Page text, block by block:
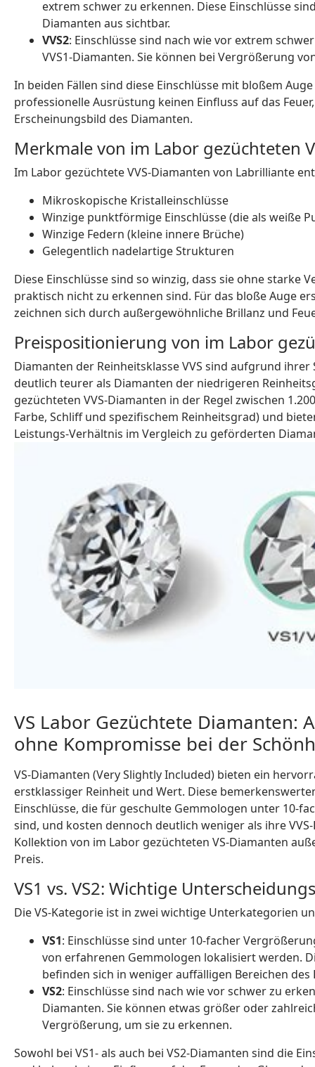
extrem schwer zu erkennen. Diese Einschlüsse
Diamanten aus sichtbar.
VVS2: Einschlüsse sind nach wie vor extrem
VVS1-Diamanten. Sie können bei Vergrößerung
In beiden Fällen sind diese Einschlüsse mit bloßem
professionelle Ausrüstung keinen Einfluss auf das
Erscheinungsbild des Diamanten.
Merkmale von im Labor gezüchteten
Im Labor gezüchtete VVS-Diamanten von Labrilliante
Mikroskopische Kristalleinschlüsse
Winzige punktförmige Einschlüsse (die als weiße
Winzige Federn (kleine innere Brüche)
Gelegentlich nadelartige Strukturen
Diese Einschlüsse sind so winzig, dass sie ohne starke
praktisch nicht zu erkennen sind. Für das bloße Auge
zeichnen sich durch außergewöhnliche Brillanz und
Preispositionierung von im Labor
Diamanten der Reinheitsklasse VVS sind aufgrund
deutlich teurer als Diamanten der niedrigeren
gezüchteten VVS-Diamanten in der Regel zwischen
Farbe, Schliff und spezifischem Reinheitsgrad) und
Leistungs-Verhältnis im Vergleich zu geförderten
VS Labor Gezüchtete Diamanten:
ohne Kompromisse bei der
VS-Diamanten (Very Slightly Included) bieten ein
erstklassiger Reinheit und Wert. Diese
Einschlüsse, die für geschulte Gemmologen unter 10-
sind, und kosten dennoch deutlich weniger als ihre
Kollektion von im Labor gezüchteten VS-Diamanten
Preis.
VS1 vs. VS2: Wichtige
Die VS-Kategorie ist in zwei wichtige Unterkategorien
VS1: Einschlüsse sind unter 10-facher
von erfahrenen Gemmologen lokalisiert werden.
befinden sich in weniger auffälligen Bereichen des
VS2: Einschlüsse sind nach wie vor schwer zu
Diamanten. Sie können etwas größer oder
Vergrößerung, um sie zu erkennen.
Sowohl bei VS1- als auch bei VS2-Diamanten sind die